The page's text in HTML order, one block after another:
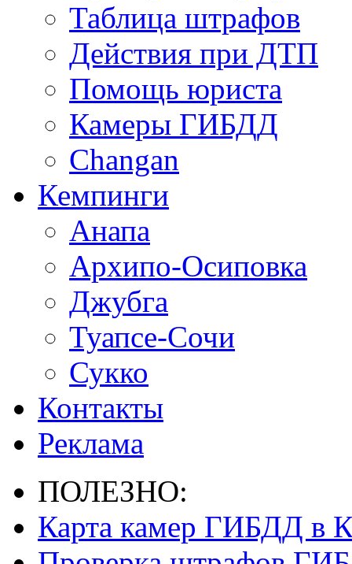
Таблица штрафов
Действия при ДТП
Помощь юриста
Камеры ГИБДД
Сhangan
Кемпинги
Анапа
Архипо-Осиповка
Джубга
Туапсе-Сочи
Сукко
Контакты
Реклама
ПОЛЕЗНО:
Карта камер ГИБДД в